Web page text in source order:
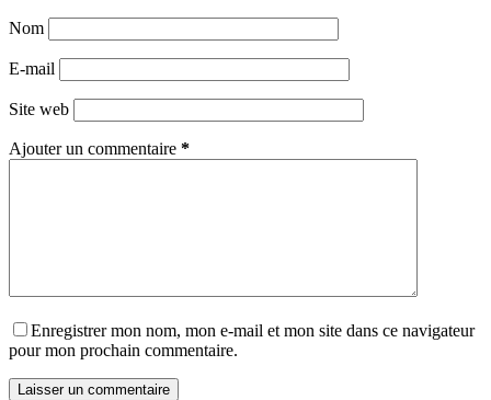
Nom
E-mail
Site web
Ajouter un commentaire *
Enregistrer mon nom, mon e-mail et mon site dans ce navigateur
pour mon prochain commentaire.
Laisser un commentaire